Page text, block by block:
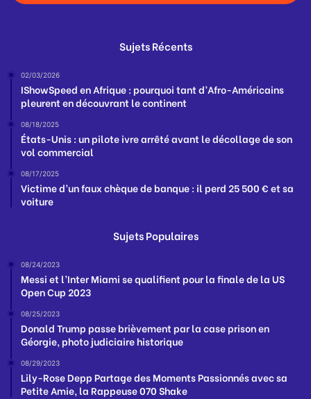
Sujets Récents
02/03/2026
IShowSpeed en Afrique : pourquoi tant d’Afro-Américains
pleurent en découvrant le continent
08/18/2025
États-Unis : un pilote ivre arrêté avant le décollage de son
vol commercial
08/17/2025
Victime d’un faux chèque de banque : il perd 25 500 € et sa
voiture
Sujets Populaires
08/24/2023
Messi et l’Inter Miami se qualifient pour la finale de la US
Open Cup 2023
08/25/2023
Donald Trump passe brièvement par la case prison en
Géorgie, photo judiciaire historique
08/29/2023
Lily-Rose Depp Partage des Moments Passionnés avec sa
Petite Amie, la Rappeuse 070 Shake